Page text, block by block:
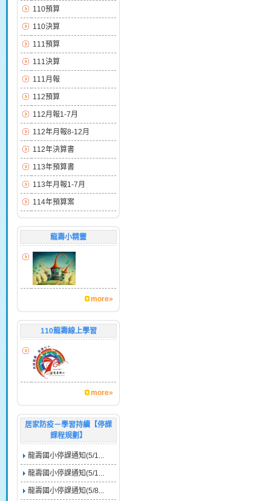
110預算
110決算
111預算
111決算
111月報
112預算
112月報1-7月
112年月報8-12月
112年決算書
113年預算書
113年月報1-7月
114年預算案
龍壽小精靈
more»
110龍壽線上學習
more»
居家防疫－學習持續【停課
課程規劃】
龍壽國小停課通知(5/1...
龍壽國小停課通知(5/1...
龍壽國小停課通知(5/8...